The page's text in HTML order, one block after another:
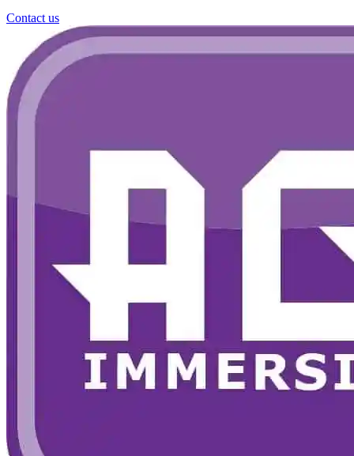
Contact us